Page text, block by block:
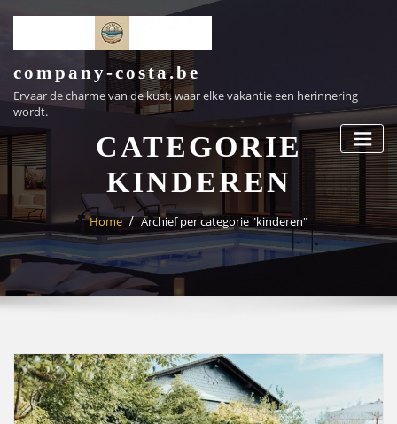
inhoud
company-costa.be
Ervaar de charme van de kust, waar elke vakantie een herinnering
wordt.
CATEGORIE
KINDEREN
Home Archief per categorie "kinderen"